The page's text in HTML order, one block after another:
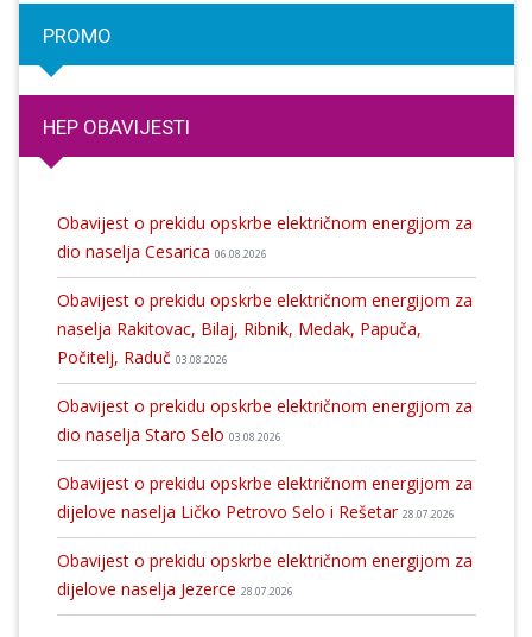
PROMO
HEP OBAVIJESTI
Obavijest o prekidu opskrbe električnom energijom za
dio naselja Cesarica 06.08.2026
Obavijest o prekidu opskrbe električnom energijom za
naselja Rakitovac, Bilaj, Ribnik, Medak, Papuča,
Počitelj, Raduč 03.08.2026
Obavijest o prekidu opskrbe električnom energijom za
dio naselja Staro Selo 03.08.2026
Obavijest o prekidu opskrbe električnom energijom za
dijelove naselja Ličko Petrovo Selo i Rešetar 28.07.2026
Obavijest o prekidu opskrbe električnom energijom za
dijelove naselja Jezerce 28.07.2026